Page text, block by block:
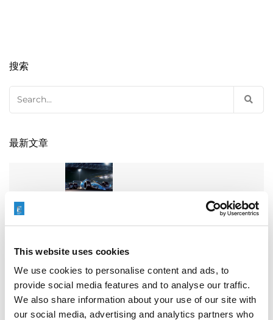
This website uses cookies
We use cookies to personalise content and ads, to
provide social media features and to analyse our traffic.
We also share information about your use of our site with
our social media, advertising and analytics partners who
搜索
for:
最新文章
EXTRUDE HONE 如何重新定义一级方程式赛车的性能极
EXTRUSAX 如何利用磨粒流加工 (AFM) 技术提升铝型材
挤压性能